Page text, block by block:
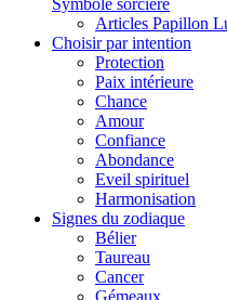
Symbole sorcière
Articles Papillon
Choisir par intention
Protection
Paix intérieure
Chance
Amour
Confiance
Abondance
Eveil spirituel
Harmonisation
Signes du zodiaque
Bélier
Taureau
Cancer
Gémeaux